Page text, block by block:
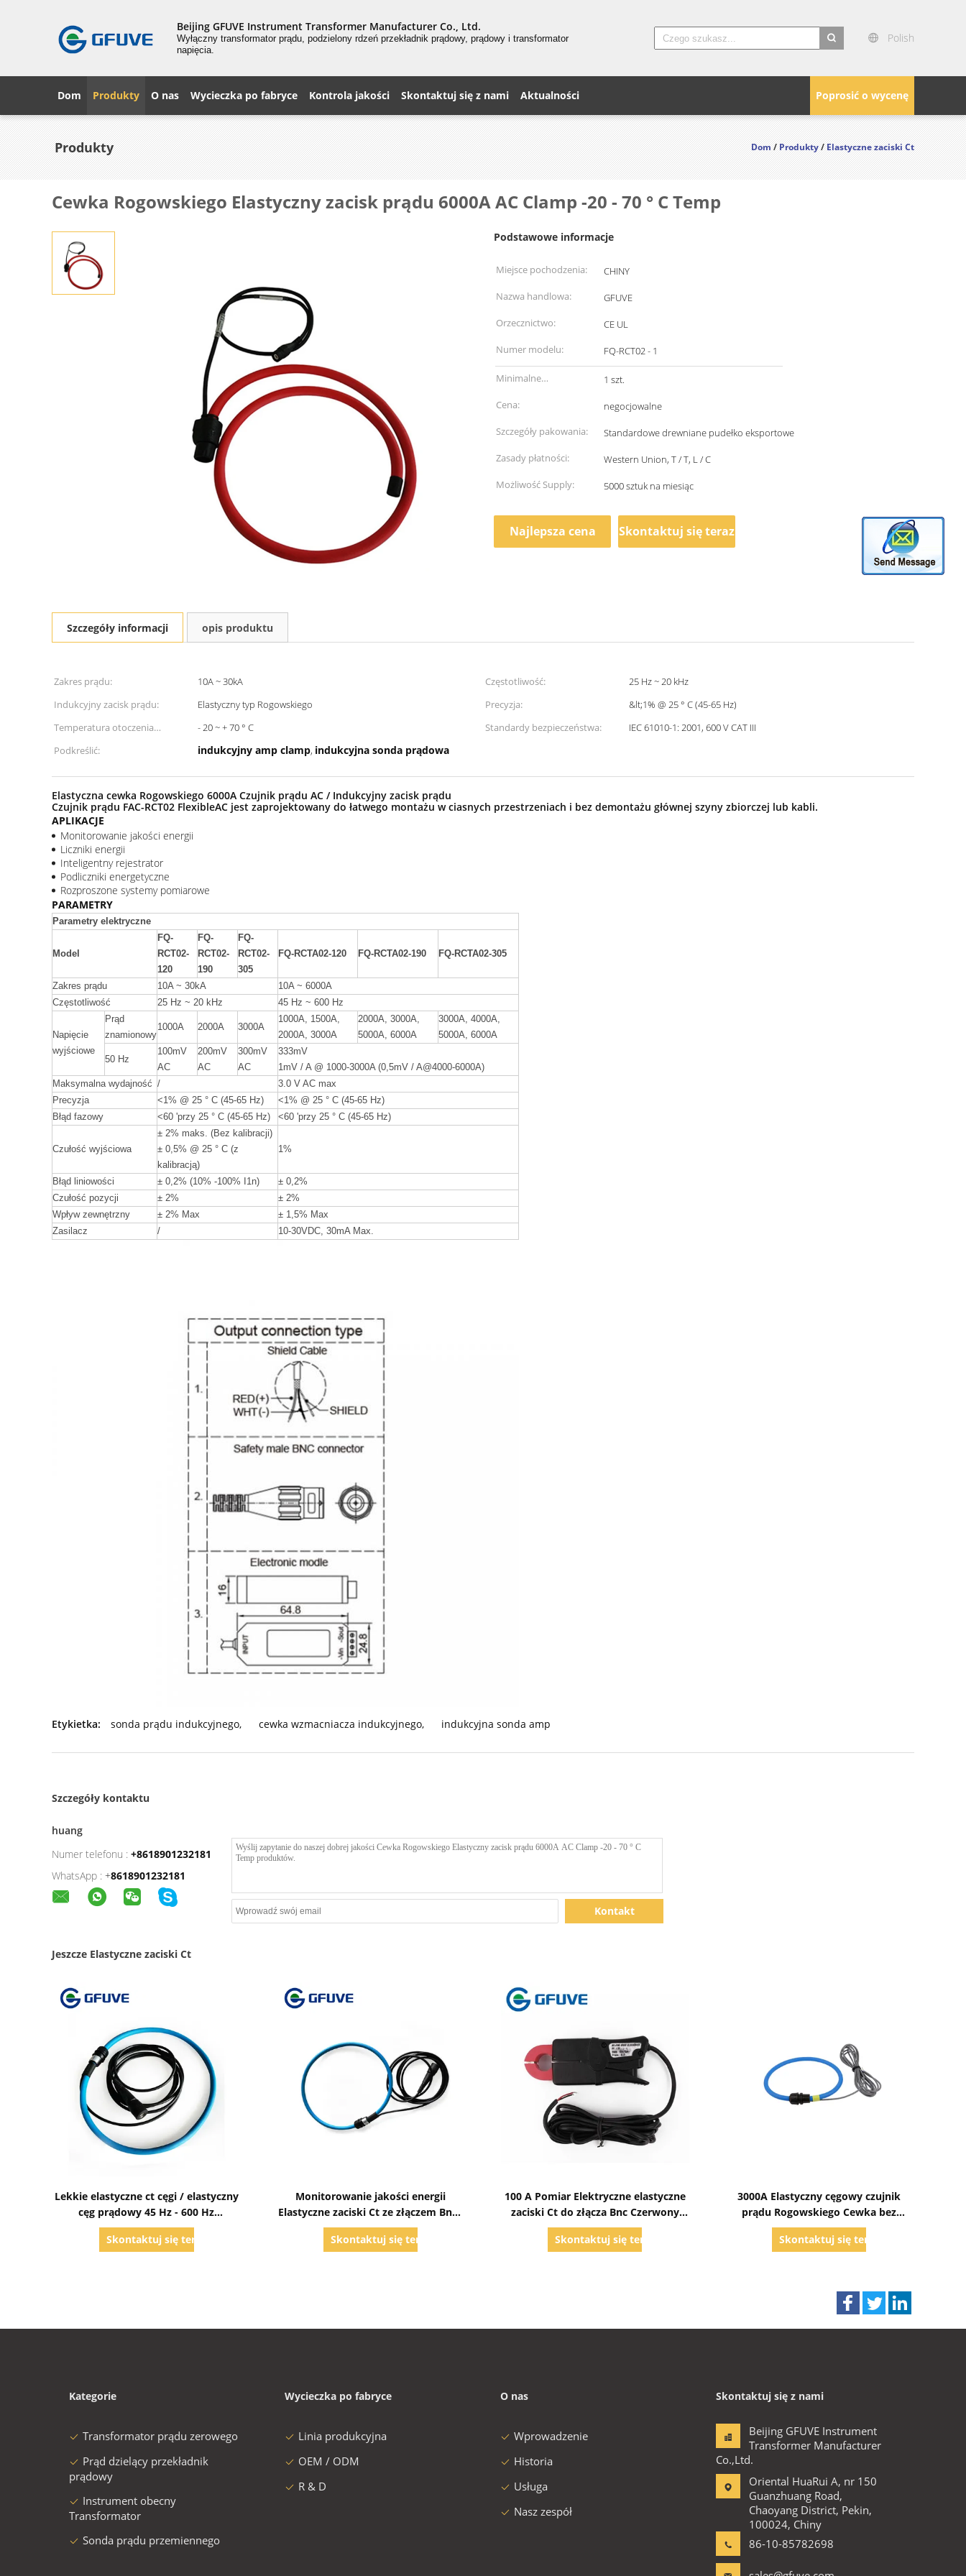
Beijing GFUVE Instrument Transformer Manufacturer Co., Ltd.
Wyłączny transformator prądu, podzielony rdzeń przekładnik prądowy, prądowy i transformator
napięcia.
Polish
Poprosić o wycenę
Dom Produkty O nas Wycieczka po fabryce Kontrola jakości Skontaktuj się z nami Aktualności
Produkty Dom/Produkty/Elastyczne zaciski Ct
Cewka Rogowskiego Elastyczny zacisk prądu 6000A AC Clamp -20 - 70 ° C Temp
Podstawowe informacje
Miejsce pochodzenia:
CHINY
Nazwa handlowa:
GFUVE
Orzecznictwo:
CE UL
Numer modelu:
FQ-RCT02 - 1
Minimalne
zamówienie:
1 szt.
Cena:
negocjowalne
Szczegóły pakowania:
Standardowe drewniane pudełko eksportowe
Zasady płatności:
Western Union, T / T, L / C
Możliwość Supply:
5000 sztuk na miesiąc
Najlepsza cena Skontaktuj się teraz
Szczegóły informacji opis produktu
Zakres prądu: 10A ~ 30kA Częstotliwość:
25 Hz ~ 20 kHz
Indukcyjny zacisk prądu:
Elastyczny typ Rogowskiego Precyzja:
&lt;1% @ 25 ° C (45-65 Hz)
Temperatura otoczenia
otoczenia:
- 20 ~ + 70 ° C Standardy bezpieczeństwa:
IEC 61010-1: 2001, 600 V CAT III
Podkreślić:
indukcyjny amp clamp, indukcyjna sonda prądowa
Elastyczna cewka Rogowskiego 6000A Czujnik prądu AC / Indukcyjny zacisk prądu
Czujnik prądu FAC-RCT02 FlexibleAC jest zaprojektowany do łatwego montażu w ciasnych przestrzeniach i bez demontażu głównej szyny zbiorczej lub kabli.
APLIKACJE
Monitorowanie jakości energii
Liczniki energii
Inteligentny rejestrator
Podliczniki energetyczne
Rozproszone systemy pomiarowe
PARAMETRY
Parametry elektryczne
Model
FQ-
RCT02-
120
FQ-
RCT02-
190
FQ-
RCT02-
305
FQ-RCTA02-120 FQ-RCTA02-190 FQ-RCTA02-305
Zakres prądu 10A ~ 30kA
10A ~ 6000A
Częstotliwość
25 Hz ~ 20 kHz 45 Hz ~ 600 Hz
Napięcie
wyjściowe
Prąd
znamionowy
1000A 2000A 3000A
1000A, 1500A,
2000A, 3000A
2000A, 3000A,
5000A, 6000A
3000A, 4000A,
5000A, 6000A
50 Hz
100mV
AC
200mV
AC
300mV
AC
333mV
1mV / A @ 1000-3000A (0,5mV / A@4000-6000A)
Maksymalna wydajność /
3.0 V AC max
Precyzja
<1% @ 25 ° C (45-65 Hz)
<1% @ 25 ° C (45-65 Hz)
Błąd fazowy
<60 'przy 25 ° C (45-65 Hz) <60 'przy 25 ° C (45-65 Hz)
Czułość wyjściowa
± 2% maks. (Bez kalibracji)
± 0,5% @ 25 ° C (z
kalibracją)
1%
Błąd liniowości ± 0,2% (10% -100% I1n)
± 0,2%
Czułość pozycji
± 2%
± 2%
Wpływ zewnętrzny
± 2% Max
± 1,5% Max
Zasilacz
/ 10-30VDC, 30mA Max.
Etykietka: sonda prądu indukcyjnego, cewka wzmacniacza indukcyjnego, indukcyjna sonda amp
Szczegóły kontaktu
huang
Numer telefonu : +8618901232181
WhatsApp : +8618901232181
Kontakt
Jeszcze Elastyczne zaciski Ct
Lekkie elastyczne ct cęgi / elastyczny
cęg prądowy 45 Hz - 600 Hz
Częstotliwość
Skontaktuj się teraz
Monitorowanie jakości energii
Elastyczne zaciski Ct ze złączem Bnc i
dokładnością 0,2%
Skontaktuj się teraz
100 A Pomiar Elektryczne elastyczne
zaciski Ct do złącza Bnc Czerwony
kolor
Skontaktuj się teraz
3000A Elastyczny cęgowy czujnik
prądu Rogowskiego Cewka bez
przeciążenia
Skontaktuj się teraz
Kategorie
Transformator prądu zerowego
Prąd dzielący przekładnik
prądowy
Instrument obecny
Transformator
Sonda prądu przemiennego
Wycieczka po fabryce
Linia produkcyjna
OEM / ODM
R & D
O nas
Wprowadzenie
Historia
Usługa
Nasz zespół
Skontaktuj się z nami
Beijing GFUVE Instrument
Transformer Manufacturer
Co.,Ltd.
Oriental HuaRui A, nr 150
Guanzhuang Road,
Chaoyang District, Pekin,
100024, Chiny
86-10-85782698